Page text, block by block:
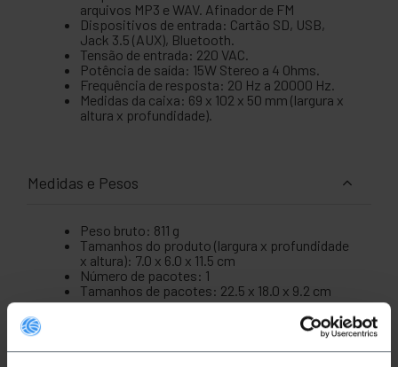
arquivos MP3 e WAV. Afinador de FM
Dispositivos de entrada: Cartão SD, USB,
Jack 3.5 (AUX), Bluetooth.
Tensão de entrada: 220 VAC.
Potência de saída: 15W Stereo a 4 Ohms.
Frequência de resposta: 20 Hz a 20000 Hz.
Medidas da caixa: 69 x 102 x 50 mm (largura x
altura x profundidade).
Medidas e Pesos
Peso bruto: 811 g
Tamanhos do produto (largura x profundidade
x altura): 7.0 x 6.0 x 11.5 cm
Número de pacotes: 1
Tamanhos de pacotes: 22.5 x 18.0 x 9.2 cm
Documentação